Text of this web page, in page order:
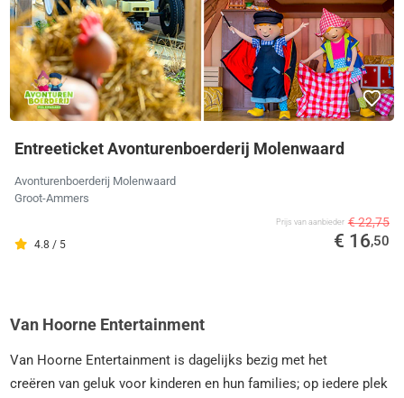
Entreeticket Avonturenboerderij Molenwaard
Avonturenboerderij Molenwaard
Groot-Ammers
4.8 / 5
Prijs van aanbieder € 22,75
€ 16,50
Van Hoorne Entertainment
Van Hoorne Entertainment is dagelijks bezig met het
creëren van geluk voor kinderen en hun families; op iedere plek